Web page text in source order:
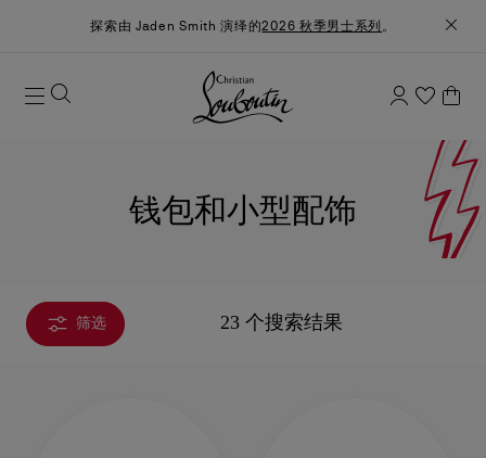
探索由 Jaden Smith 演绎的2026 秋季男士系列 。
钱包和小型配饰
筛选 23 个搜索结果